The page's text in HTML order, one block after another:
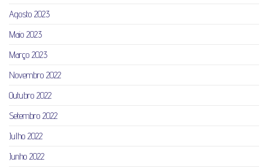
Agosto 2023
Maio 2023
Março 2023
Novembro 2022
Outubro 2022
Setembro 2022
Julho 2022
Junho 2022